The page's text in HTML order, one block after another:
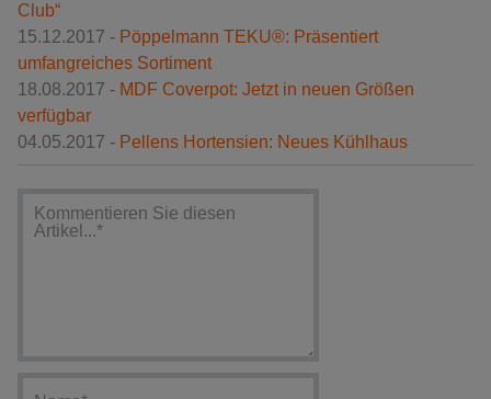
Club“
15.12.2017 - Pöppelmann TEKU®: Präsentiert
umfangreiches Sortiment
18.08.2017 - MDF Coverpot: Jetzt in neuen Größen
verfügbar
04.05.2017 - Pellens Hortensien: Neues Kühlhaus